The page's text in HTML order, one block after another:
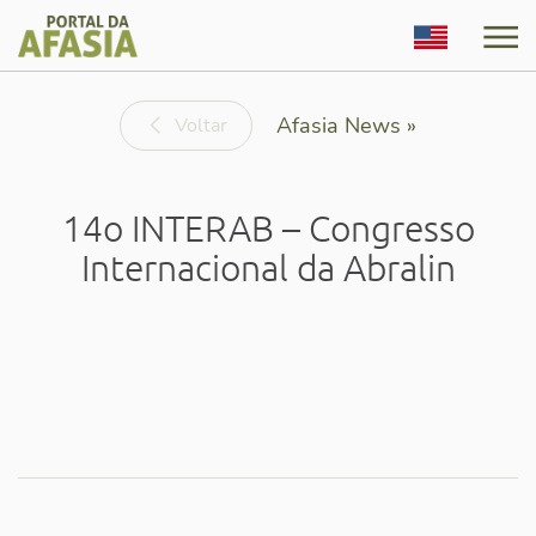
English
Voltar Afasia News »
14o INTERAB – Congresso
Internacional da Abralin